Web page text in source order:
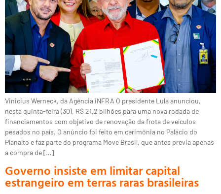
Vinicius Werneck, da Agência iNFRA O presidente Lula anunciou,
nesta quinta-feira (30), R$ 21,2 bilhões para uma nova rodada de
financiamentos com objetivo de renovação da frota de veículos
pesados no país. O anúncio foi feito em cerimônia no Palácio do
Planalto e faz parte do programa Move Brasil, que antes previa apenas
a compra de […]
Governo insiste em limitar capital
estrangeiro em terras raras brasileiras